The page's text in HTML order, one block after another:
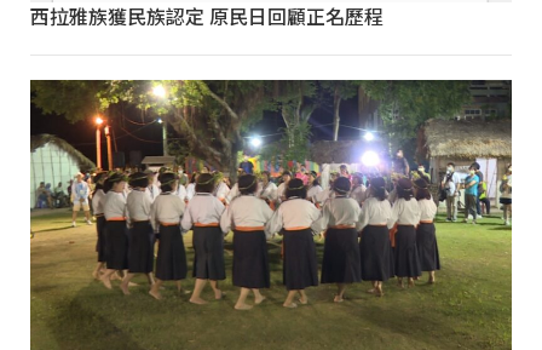
西拉雅族獲民族認定 原民日回顧正名歷程